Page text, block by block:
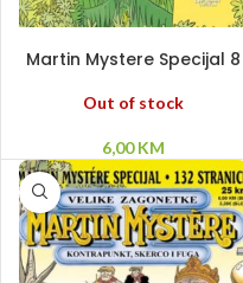
Martin Mystere Specijal 8
Out of stock
6,00KM